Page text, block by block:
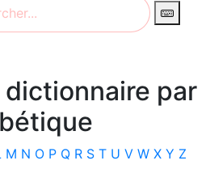
dictionnaire par
M N O P Q R S T U V W X Y Z